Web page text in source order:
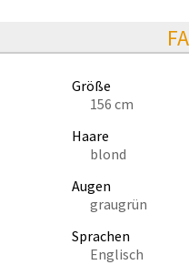
Größe
156 cm
Haare
blond
Augen
graugrün
Sprachen
Englisch